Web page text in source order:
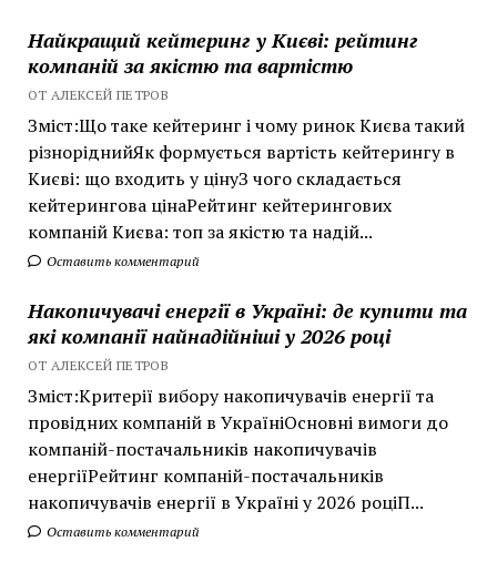
Найкращий кейтеринг у Києві: рейтинг
компаній за якістю та вартістю
ОТ АЛЕКСЕЙ ПЕТРОВ
Зміст:Що таке кейтеринг і чому ринок Києва такий
різноріднийЯк формується вартість кейтерингу в
Києві: що входить у цінуЗ чого складається
кейтерингова цінаРейтинг кейтерингових
компаній Києва: топ за якістю та надій...
Оставить комментарий
Накопичувачі енергії в Україні: де купити та
які компанії найнадійніші у 2026 році
ОТ АЛЕКСЕЙ ПЕТРОВ
Зміст:Критерії вибору накопичувачів енергії та
провідних компаній в УкраїніОсновні вимоги до
компаній-постачальників накопичувачів
енергіїРейтинг компаній-постачальників
накопичувачів енергії в Україні у 2026 роціП...
Оставить комментарий